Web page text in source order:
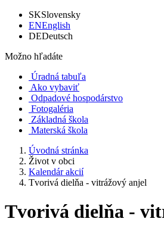
SKSlovensky
ENEnglish
DEDeutsch
Možno hľadáte
Úradná tabuľa
Ako vybaviť
Odpadové hospodárstvo
Fotogaléria
Základná škola
Materská škola
Úvodná stránka
Život v obci
Kalendár akcií
Tvorivá dielňa - vitrážový anjel
Tvorivá dielňa -